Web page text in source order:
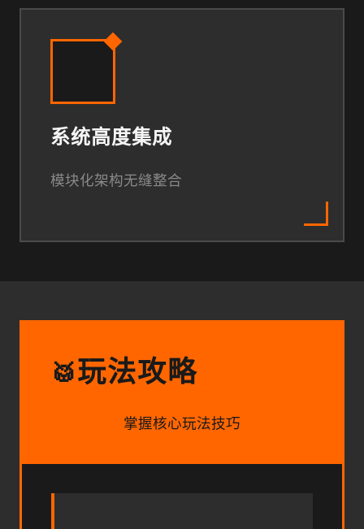
系统高度集成
模块化架构无缝整合
🥁玩法攻略
掌握核心玩法技巧